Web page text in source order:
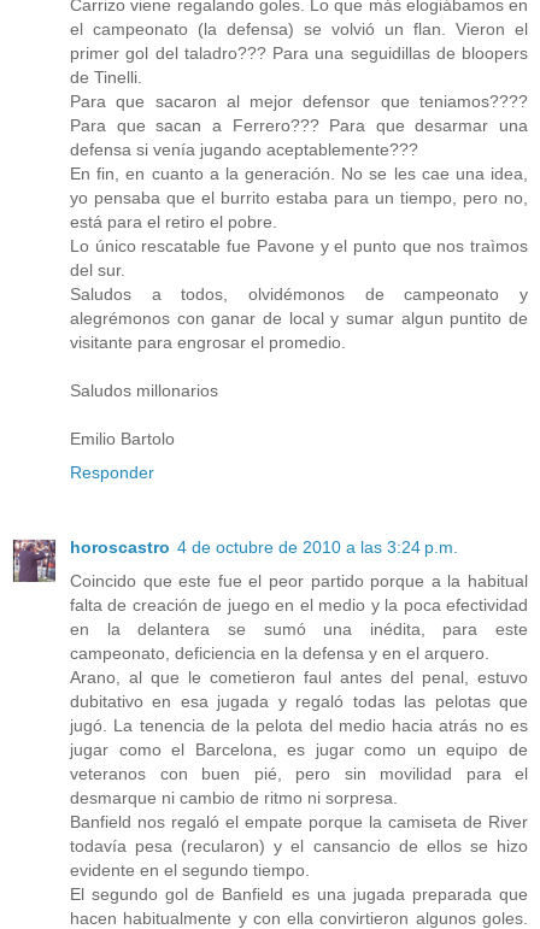
Carrizo viene regalando goles. Lo que más elogiábamos en
el campeonato (la defensa) se volvió un flan. Vieron el
primer gol del taladro??? Para una seguidillas de bloopers
de Tinelli.
Para que sacaron al mejor defensor que teniamos????
Para que sacan a Ferrero??? Para que desarmar una
defensa si venía jugando aceptablemente???
En fin, en cuanto a la generación. No se les cae una idea,
yo pensaba que el burrito estaba para un tiempo, pero no,
está para el retiro el pobre.
Lo único rescatable fue Pavone y el punto que nos traìmos
del sur.
Saludos a todos, olvidémonos de campeonato y
alegrémonos con ganar de local y sumar algun puntito de
visitante para engrosar el promedio.
Saludos millonarios
Emilio Bartolo
Responder
horoscastro 4 de octubre de 2010 a las 3:24 p.m.
Coincido que este fue el peor partido porque a la habitual
falta de creación de juego en el medio y la poca efectividad
en la delantera se sumó una inédita, para este
campeonato, deficiencia en la defensa y en el arquero.
Arano, al que le cometieron faul antes del penal, estuvo
dubitativo en esa jugada y regaló todas las pelotas que
jugó. La tenencia de la pelota del medio hacia atrás no es
jugar como el Barcelona, es jugar como un equipo de
veteranos con buen pié, pero sin movilidad para el
desmarque ni cambio de ritmo ni sorpresa.
Banfield nos regaló el empate porque la camiseta de River
todavía pesa (recularon) y el cansancio de ellos se hizo
evidente en el segundo tiempo.
El segundo gol de Banfield es una jugada preparada que
hacen habitualmente y con ella convirtieron algunos goles.